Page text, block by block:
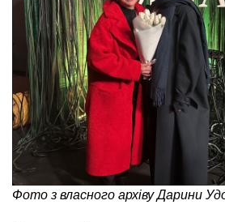
Фото з власного архіву Дарини